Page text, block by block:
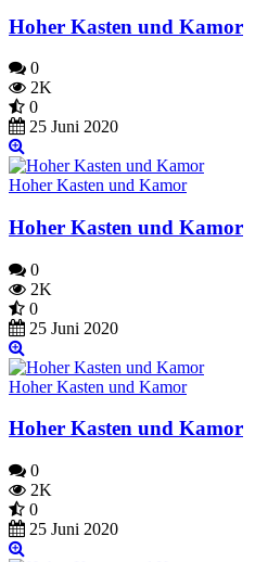
Hoher Kasten und Kamor
0
2K
0
25 Juni 2020
Hoher Kasten und Kamor
Hoher Kasten und Kamor
0
2K
0
25 Juni 2020
Hoher Kasten und Kamor
Hoher Kasten und Kamor
0
2K
0
25 Juni 2020